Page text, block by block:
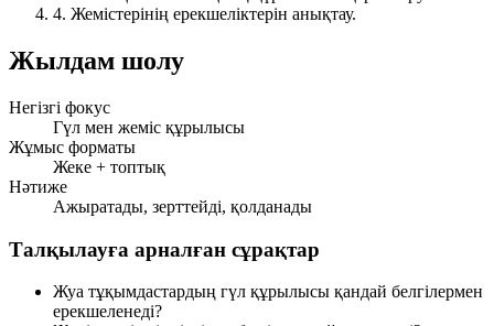
4. Жемістерінің ерекшеліктерін анықтау.
Жылдам шолу
Негізгі фокус
Гүл мен жеміс құрылысы
Жұмыс форматы
Жеке + топтық
Нәтиже
Ажыратады, зерттейді, қолданады
Талқылауға арналған сұрақтар
Жуа тұқымдастардың гүл құрылысы қандай белгілермен
ерекшеленеді?